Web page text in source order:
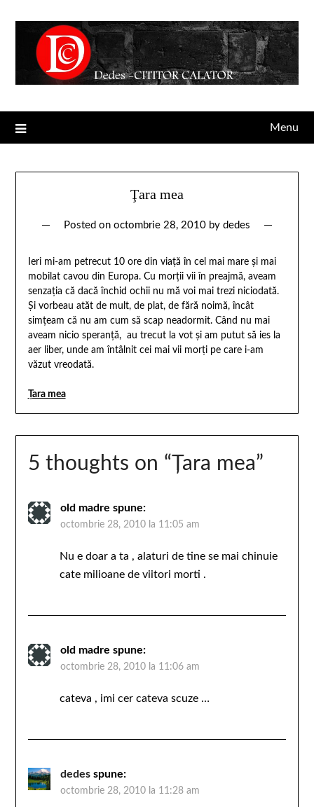
Menu
Ţara mea
Posted on octombrie 28, 2010 by dedes
Ieri mi-am petrecut 10 ore din viaţă în cel mai mare şi mai
mobilat cavou din Europa. Cu morţii vii în preajmă, aveam
senzaţia că dacă închid ochii nu mă voi mai trezi niciodată.
Şi vorbeau atăt de mult, de plat, de fără noimă, încât
simţeam că nu am cum să scap neadormit. Când nu mai
aveam nicio speranţă, au trecut la vot şi am putut să ies la
aer liber, unde am întâlnit cei mai vii morţi pe care i-am
văzut vreodată.
Ţara mea
5 thoughts on “Ţara mea”
old madre spune:
octombrie 28, 2010 la 11:05 am
Nu e doar a ta , alaturi de tine se mai chinuie
cate milioane de viitori morti .
old madre spune:
octombrie 28, 2010 la 11:06 am
cateva , imi cer cateva scuze …
dedes spune:
octombrie 28, 2010 la 11:28 am